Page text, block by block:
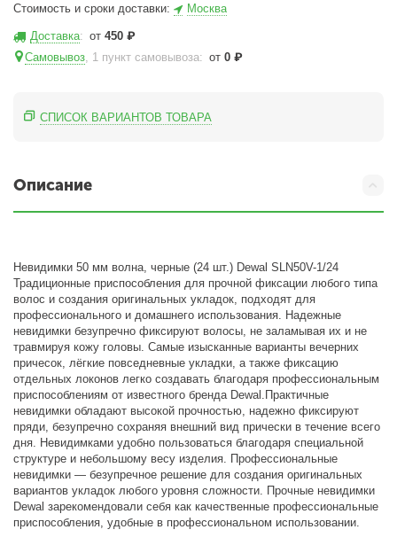
Стоимость и сроки доставки: Москва
Доставка: от450 ₽
Самовывоз, 1 пункт самовывоза: от0 ₽
СПИСОК ВАРИАНТОВ ТОВАРА
Описание
Невидимки 50 мм волна, черные (24 шт.) Dewal SLN50V-1/24
Традиционные приспособления для прочной фиксации любого типа
волос и создания оригинальных укладок, подходят для
профессионального и домашнего использования. Надежные
невидимки безупречно фиксируют волосы, не заламывая их и не
травмируя кожу головы. Самые изысканные варианты вечерних
причесок, лёгкие повседневные укладки, а также фиксацию
отдельных локонов легко создавать благодаря профессиональным
приспособлениям от известного бренда Dewal.Практичные
невидимки обладают высокой прочностью, надежно фиксируют
пряди, безупречно сохраняя внешний вид прически в течение всего
дня. Невидимками удобно пользоваться благодаря специальной
структуре и небольшому весу изделия. Профессиональные
невидимки — безупречное решение для создания оригинальных
вариантов укладок любого уровня сложности. Прочные невидимки
Dewal зарекомендовали себя как качественные профессиональные
приспособления, удобные в профессиональном использовании.